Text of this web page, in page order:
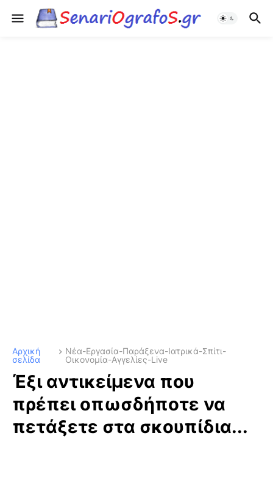
Αρχική
σελίδα
Νέα-Εργασία-Παράξενα-Ιατρικά-Σπίτι-
Οικονομία-Αγγελίες-Live
Έξι αντικείμενα που
πρέπει οπωσδήποτε να
πετάξετε στα σκουπίδια...